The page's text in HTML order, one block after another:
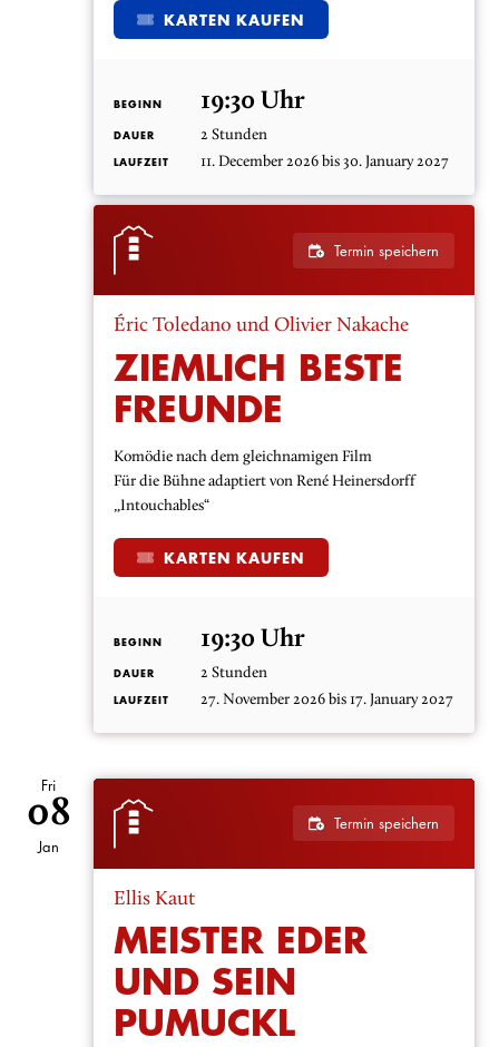
KARTEN KAUFEN
BEGINN 19:30 Uhr
DAUER 2 Stunden
LAUFZEIT 11. December 2026 bis 30. January 2027
Termin speichern
Éric Toledano und Olivier Nakache
ZIEMLICH BESTE
FREUNDE
Komödie nach dem gleichnamigen Film
Für die Bühne adaptiert von René Heinersdorff
„Intouchables“
KARTEN KAUFEN
BEGINN 19:30 Uhr
DAUER 2 Stunden
LAUFZEIT 27. November 2026 bis 17. January 2027
Fri
08
Jan
Termin speichern
Ellis Kaut
MEISTER EDER
UND SEIN
PUMUCKL